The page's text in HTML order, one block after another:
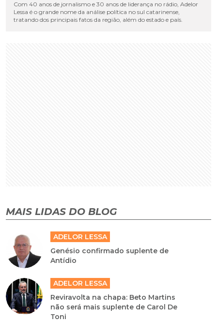
Com 40 anos de jornalismo e 30 anos de liderança no rádio, Adelor
Lessa é o grande nome da análise política no sul catarinense,
tratando dos principais fatos da região, além do estado e país.
MAIS LIDAS DO BLOG
ADELOR LESSA
Genésio confirmado suplente de
Antídio
ADELOR LESSA
Reviravolta na chapa: Beto Martins
não será mais suplente de Carol De
Toni